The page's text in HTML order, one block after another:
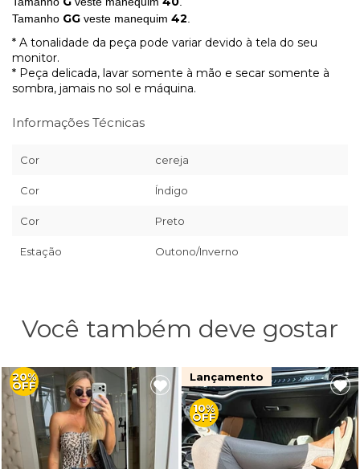
Tamanho GG veste manequim 42
* A tonalidade da peça pode variar devido à tela do seu
monitor.
* Peça delicada, lavar somente à mão e secar somente à
sombra, jamais no sol e máquina.
Informações Técnicas
Cor cereja
Cor Índigo
Cor Preto
Estação Outono/Inverno
Você também deve gostar
20%
OFF
Lançamento
10%
OFF